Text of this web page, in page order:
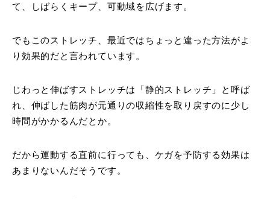
て、しばらくキープ、可動域を広げます。
でもこのストレッチ、最近ではちょっと違った方法がよ
り効果的だと言われています。
じわっと伸ばすストレッチは「静的ストレッチ」と呼ば
れ、伸ばした筋肉が元通りの収縮性を取り戻すのに少し
時間がかかるんだとか。
だから運動する直前に行っても、ケガを予防する効果は
あまりないんだそうです。